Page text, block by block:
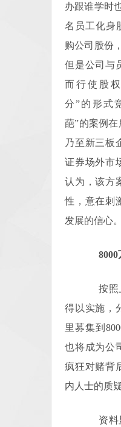
办跟谁学时
名员工化身
购公司股份
但是公司与
而行使股
分”的形式
葩”的案例在
乃至新三板
证券场外市
认为，该方
性，意在刺
发展的信心。
按照上
得以实施，
里募集到
也将成为公
疯狂对赌背
内人士的质疑
资料显